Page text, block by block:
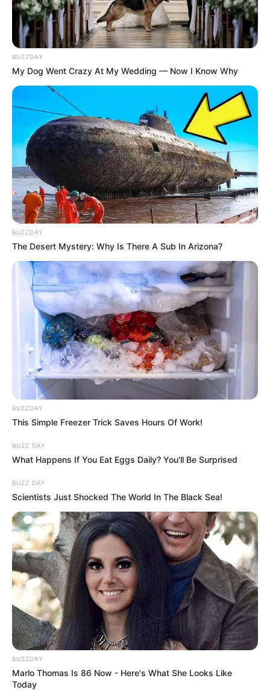
BUZZDAY
My Dog Went Crazy At My Wedding — Now I Know Why
BUZZDAY
The Desert Mystery: Why Is There A Sub In Arizona?
BUZZDAY
This Simple Freezer Trick Saves Hours Of Work!
BUZZ DAY
What Happens If You Eat Eggs Daily? You'll Be Surprised
BUZZ DAY
Scientists Just Shocked The World In The Black Sea!
BUZZDAY
Marlo Thomas Is 86 Now - Here's What She Looks Like
Today